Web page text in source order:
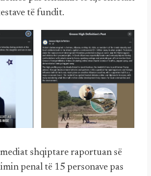
të fundit.
shqiptare raportuan së
penal të 15 personave pas